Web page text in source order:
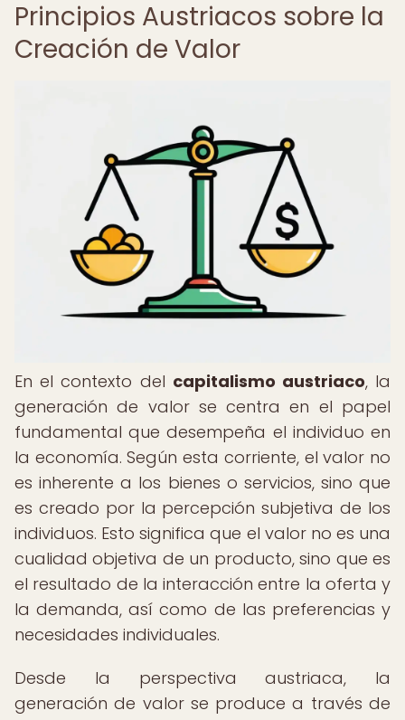
Principios Austriacos sobre la
Creación de Valor
En el contexto del capitalismo austriaco, la
generación de valor se centra en el papel
fundamental que desempeña el individuo en
la economía. Según esta corriente, el valor no
es inherente a los bienes o servicios, sino que
es creado por la percepción subjetiva de los
individuos. Esto significa que el valor no es una
cualidad objetiva de un producto, sino que es
el resultado de la interacción entre la oferta y
la demanda, así como de las preferencias y
necesidades individuales.
Desde la perspectiva austriaca, la
generación de valor se produce a través de